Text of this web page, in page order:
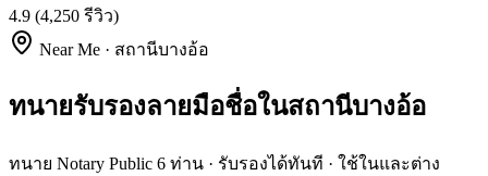
4.9 (4,250 รีวิว)
Near Me · สถานีบางอ้อ
ทนายรับรองลายมือชื่อในสถานีบางอ้อ
ทนาย Notary Public 6 ท่าน · รับรองได้ทันที · ใช้ในและต่าง